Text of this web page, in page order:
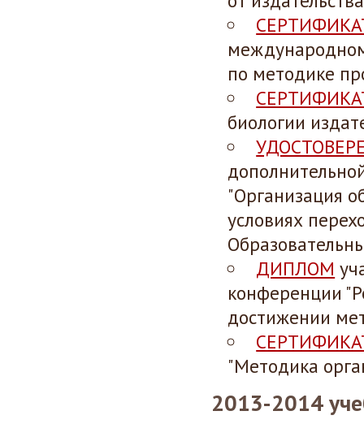
по методике
биологии
"Организация
условиях
ДИПЛОМ
конференции
достижении
"Методика
2013-2014